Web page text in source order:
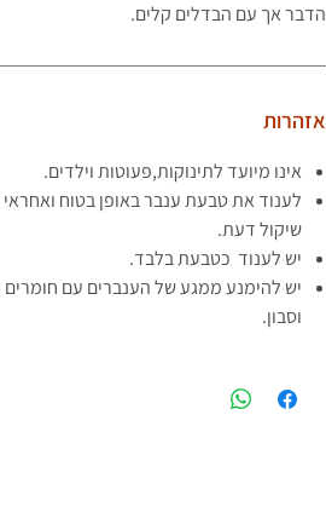
הדבר אך עם הבדלים קלים.
אזהרות
אינו מיועד לתינוקות,פעוטות וילדים.
לענוד את טבעת ענבר באופן בטוח
שיקול דעת.
יש לענוד כטבעת בלבד.
יש להימנע ממגע של הענברים עם חומרים
וסבון.